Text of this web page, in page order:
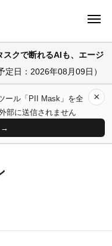
スクで断れるAIも、エージ
定日：2026年08月09日）
ール「PII Mask」を全
部に送信されません
→
×